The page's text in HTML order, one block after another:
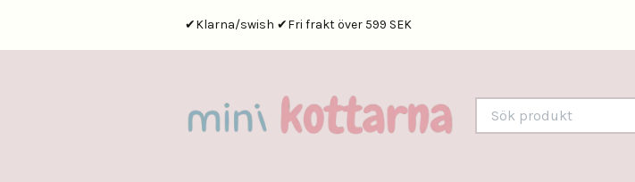
✔Klarna/swish ✔Fri frakt över 599 SEK